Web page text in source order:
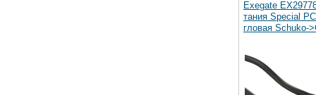
Exegate
тания Special
гловая Schuko-